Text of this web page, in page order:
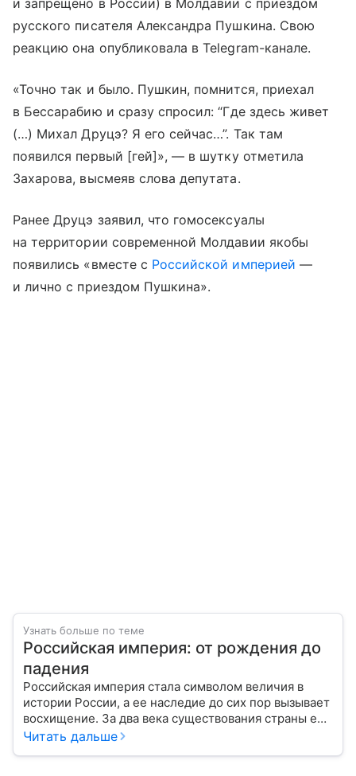
русского писателя Александра Пушкина. Свою
реакцию она опубликовала в Telegram-канале.
«Точно так и было. Пушкин, помнится, приехал
в Бессарабию и сразу спросил: “Где здесь живет
(…) Михал Друцэ? Я его сейчас…”. Так там
появился первый [гей]», — в шутку отметила
Захарова, высмеяв слова депутата.
Ранее Друцэ заявил, что гомосексуалы
на территории современной Молдавии якобы
появились «вместе с Российской империей —
и лично с приездом Пушкина».
Узнать больше по теме
Российская империя: от рождения до
падения
Российская империя стала символом величия в
истории России, а ее наследие до сих пор вызывает
восхищение. За два века существования страны ее
площадь увеличилась с 15 миллионов квадратных
Читать дальше